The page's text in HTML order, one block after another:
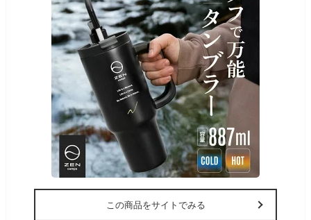
この商品をサイトでみる